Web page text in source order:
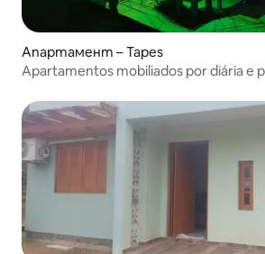
Апартамент – Tapes
Apartamentos mobiliados por diária e